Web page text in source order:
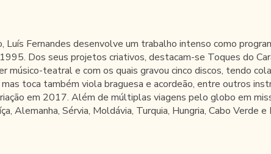
Fernandes desenvolve um trabalho intenso como
Dos seus projetos criativos, destacam-se Toques do
músico-teatral e com os quais gravou cinco discos, tendo
toca também viola braguesa e acordeão, entre outros
em 2017. Além de múltiplas viagens pelo globo em
Alemanha, Sérvia, Moldávia, Turquia, Hungria, Cabo Verde